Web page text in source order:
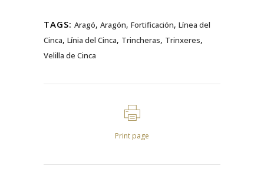
TAGS: Aragó, Aragón, Fortificación, Línea del
Cinca, Línia del Cinca, Trincheras, Trinxeres,
Velilla de Cinca
Print page